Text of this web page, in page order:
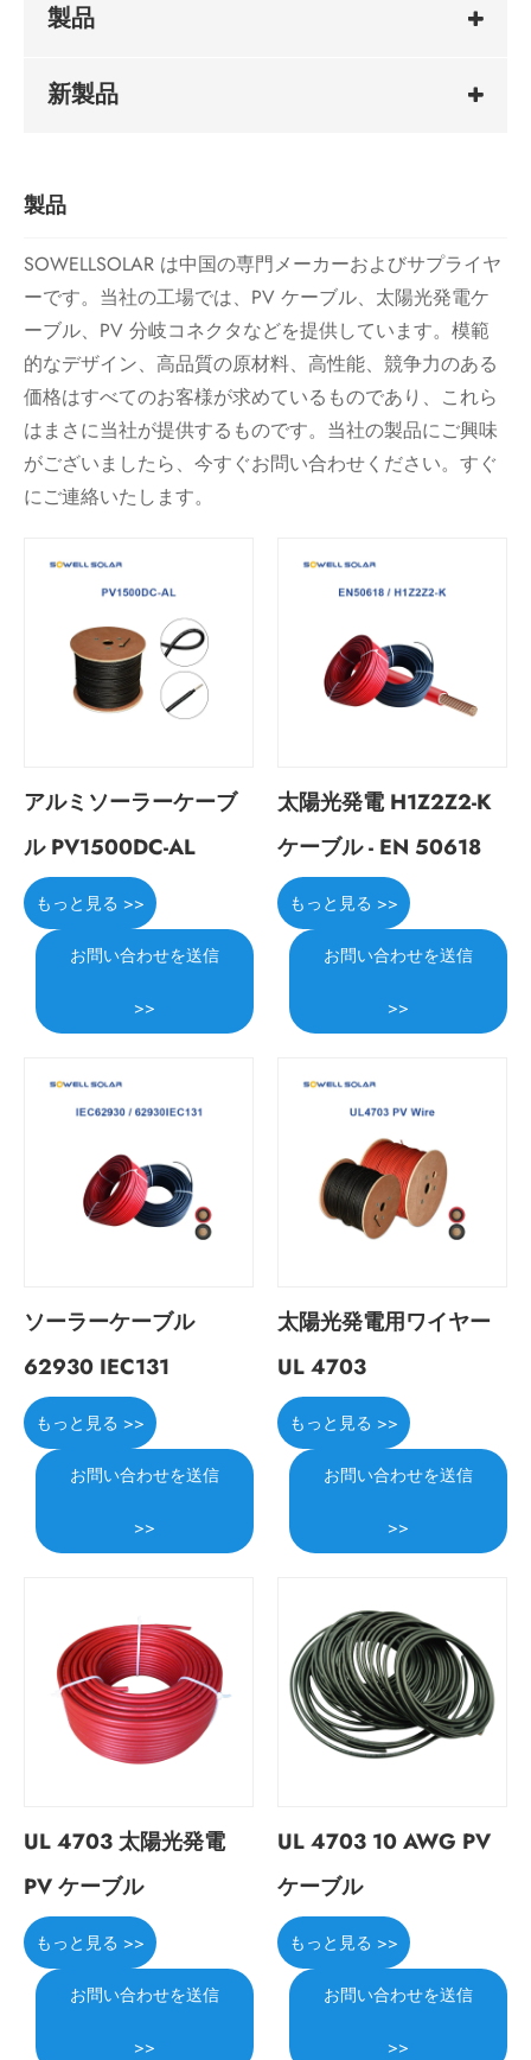
製品
新製品
製品
SOWELLSOLAR は中国の専門メーカーおよびサプライヤ
ーです。当社の工場では、PV ケーブル、太陽光発電ケ
ーブル、PV 分岐コネクタなどを提供しています。模範
的なデザイン、高品質の原材料、高性能、競争力のある
価格はすべてのお客様が求めているものであり、これら
はまさに当社が提供するものです。当社の製品にご興味
がございましたら、今すぐお問い合わせください。すぐ
にご連絡いたします。
アルミソーラーケーブ
ル PV1500DC-AL
もっと見る >>
お問い合わせを送信
>>
太陽光発電 H1Z2Z2-K
ケーブル - EN 50618
もっと見る >>
お問い合わせを送信
>>
ソーラーケーブル
62930 IEC131
もっと見る >>
お問い合わせを送信
>>
太陽光発電用ワイヤー
UL 4703
もっと見る >>
お問い合わせを送信
>>
UL 4703 太陽光発電
PV ケーブル
もっと見る >>
お問い合わせを送信
>>
UL 4703 10 AWG PV
ケーブル
もっと見る >>
お問い合わせを送信
>>